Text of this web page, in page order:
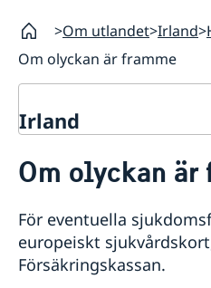
Om utlandet Irland
Om olyckan är framme
Irland
Hjälp till svenskar i
Pass i Irland
Samordningsnummer &
Irland
Om olyckan är framme
Om olyckan är
För eventuella
europeiskt
Försäkringskassan.